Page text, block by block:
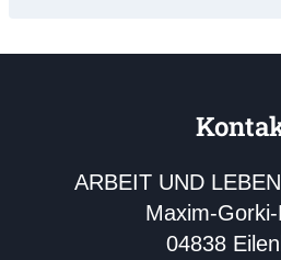
ARBEIT UND
Maxim-
04838